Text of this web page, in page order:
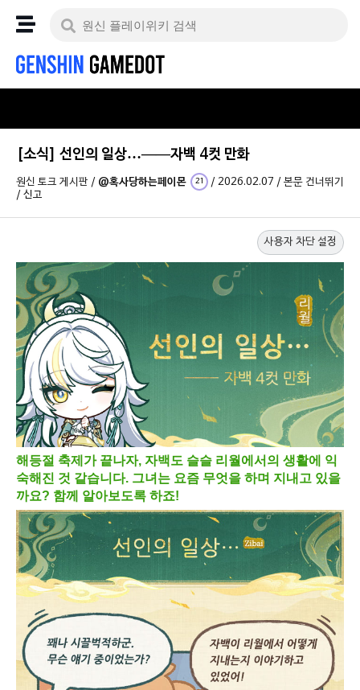
[소식] 선인의 일상…——자백 4컷 만화
원신 토크 게시판 / @혹사당하는페이몬 21 / 2026.02.07 / 본문 건너뛰기
/ 신고
사용자 차단 설정
해등절 축제가 끝나자, 자백도 슬슬 리월에서의 생활에 익
숙해진 것 같습니다. 그녀는 요즘 무엇을 하며 지내고 있을
까요? 함께 알아보도록 하죠!